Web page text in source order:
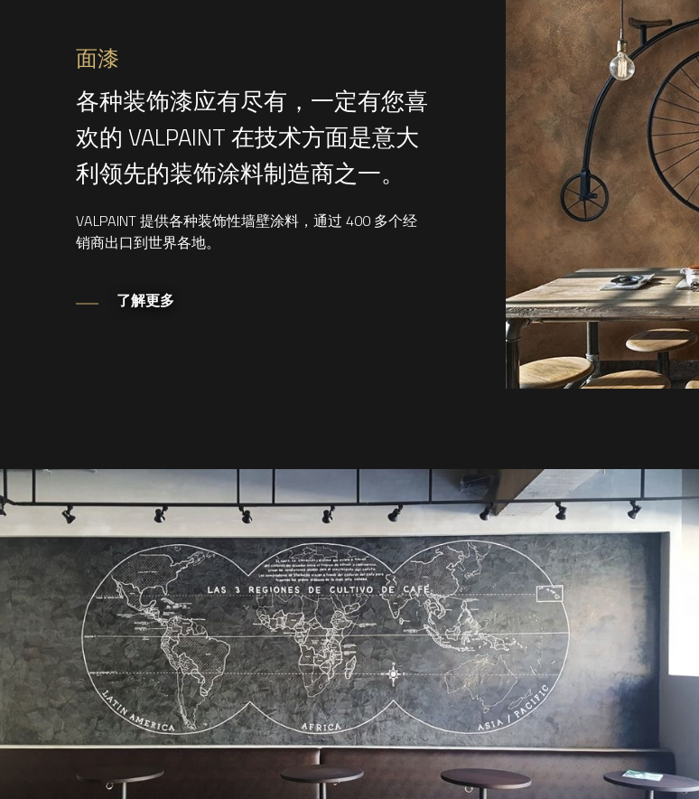
面漆
各种装饰漆应有尽有，一定有您喜
欢的 VALPAINT 在技术方面是意大
利领先的装饰涂料制造商之一。
VALPAINT 提供各种装饰性墙壁涂料，通过 400 多个经
销商出口到世界各地。
了解更多